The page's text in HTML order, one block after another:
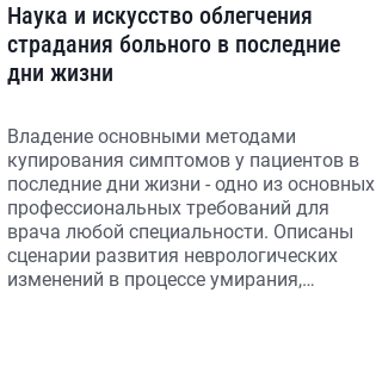
Наука и искусство облегчения
страдания больного в последние
дни жизни
Владение основными методами
купирования симптомов у пациентов в
последние дни жизни - одно из основных
профессиональных требований для
врача любой специальности. Описаны
сценарии развития неврологических
изменений в процессе умирания,